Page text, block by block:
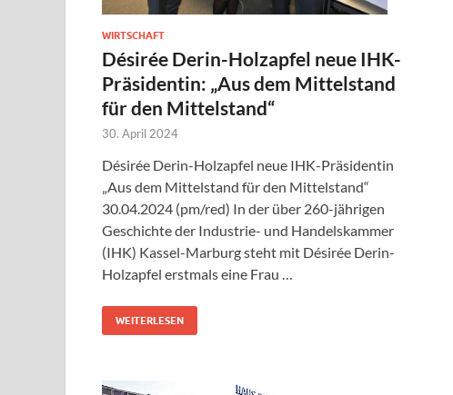
WIRTSCHAFT
Désirée Derin-Holzapfel neue IHK-
Präsidentin: „Aus dem Mittelstand
für den Mittelstand“
30. April 2024
Désirée Derin-Holzapfel neue IHK-Präsidentin
„Aus dem Mittelstand für den Mittelstand“
30.04.2024 (pm/red) In der über 260-jährigen
Geschichte der Industrie- und Handelskammer
(IHK) Kassel-Marburg steht mit Désirée Derin-
Holzapfel erstmals eine Frau …
WEITERLESEN